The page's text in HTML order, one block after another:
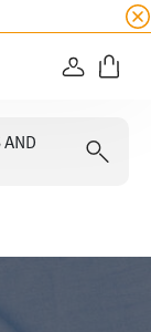
all
LOGIN
AND